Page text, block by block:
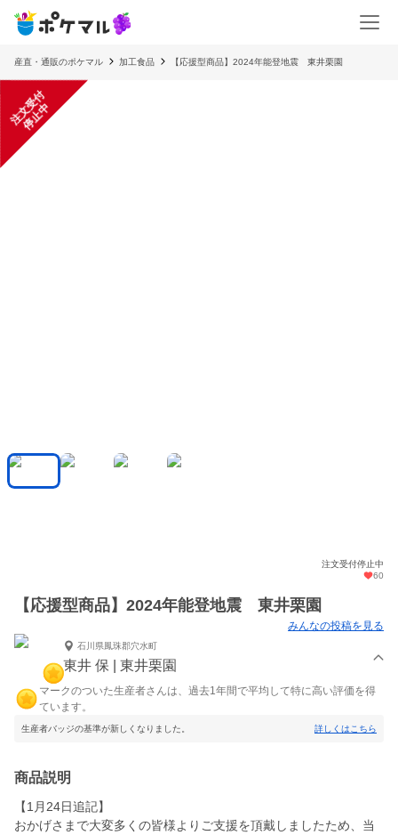
産直・通販のポケマル 加工食品 【応援型商品】2024年能登地震 東井栗園
注
文
受
付
停
止
中
注文受付停止中
60
【応援型商品】2024年能登地震 東井栗園
みんなの投稿を見る
石川県鳳珠郡穴水町
東井 保 | 東井栗園
マークのついた生産者さんは、過去1年間で平均して特に高い評価を得
ています。
生産者バッジの基準が新しくなりました。 詳しくはこちら
商品説明
【1月24日追記】
おかげさまで大変多くの皆様よりご支援を頂戴しましたため、当